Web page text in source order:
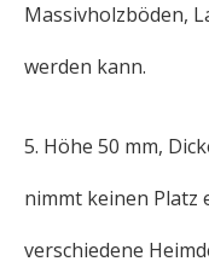
Massivholzböden,
werden kann.
5. Höhe 50 mm,
nimmt keinen Platz
verschiedene